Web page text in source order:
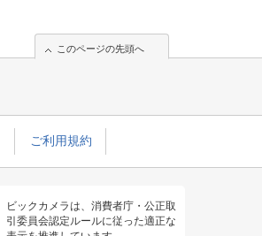
このページの先頭へ
ご利用規約
ビックカメラは、消費者庁・公正取
引委員会認定ルールに従った適正な